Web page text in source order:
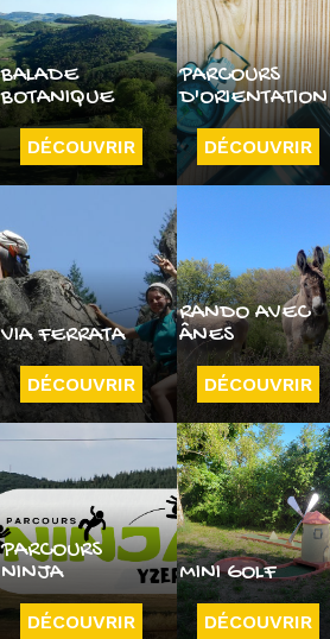
BALADE
BOTANIQUE
DÉCOUVRIR
PARCOURS
D'ORIENTATION
DÉCOUVRIR
VIA FERRATA
DÉCOUVRIR
RANDO AVEC
ÂNES
DÉCOUVRIR
PARCOURS
NINJA
DÉCOUVRIR
MINI GOLF
DÉCOUVRIR